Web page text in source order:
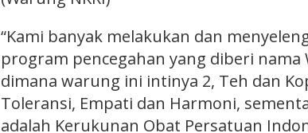
“Kami banyak melakukan dan
program pencegahan yang diberi nama
dimana warung ini intinya 2, Teh dan
Toleransi, Empati dan Harmoni,
adalah Kerukunan Obat Persatuan